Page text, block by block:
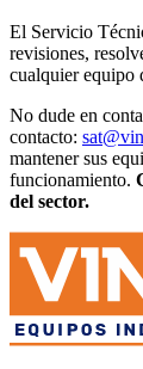
El Servicio
revisiones,
cualquier equipo
No dude en
contacto:
mantener sus
funcionamiento.
del sector.